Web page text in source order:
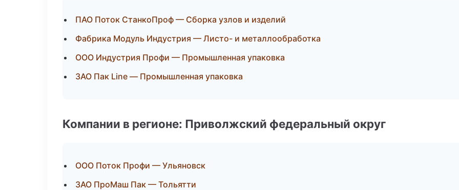
ПАО Поток СтанкоПроф — Сборка узлов и изделий
Фабрика Модуль Индустрия — Листо- и металлообработка
ООО Индустрия Профи — Промышленная упаковка
ЗАО Пак Line — Промышленная упаковка
Компании в регионе: Приволжский федеральный округ
ООО Поток Профи — Ульяновск
ЗАО ПроМаш Пак — Тольятти